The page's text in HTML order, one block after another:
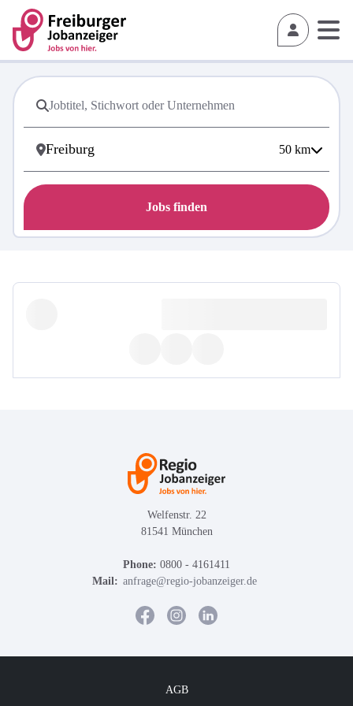
50 km
Jobs finden
Welfenstr. 22
81541 München
Phone: 0800 - 4161411
Mail: anfrage@regio-jobanzeiger.de
AGB